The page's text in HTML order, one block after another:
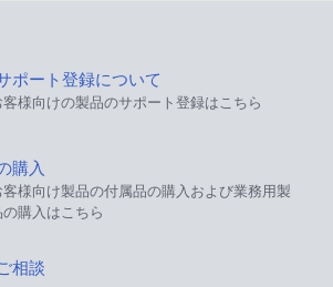
ポート登録について
様向けの製品のサポート登録はこちら
購入
様向け製品の付属品の購入および業務用製
購入はこちら
相談